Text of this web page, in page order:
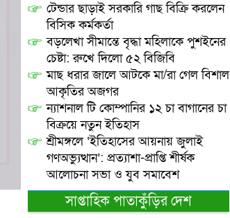
টেন্ডার ছাড়াই সরকারি গাছ বিক্রি করলেন
বিসিক কর্মকর্তা
বড়লেখা সীমান্তে বৃদ্ধা মহিলাকে পুশইনের
চেষ্টা: রুখে দিলো ৫২ বিজিবি
মাছ ধরার জালে আটকে মা/রা গেল বিশাল
আকৃতির অজগর
ন্যাশনাল টি কোম্পানির ১২ চা বাগানের চা
বিক্রয়ে নতুন ইতিহাস
শ্রীমঙ্গলে ‘ইতিহাসের আয়নায় জুলাই
গণঅভ্যুত্থান’: প্রত্যাশা-প্রাপ্তি শীর্ষক
আলোচনা সভা ও যুব সমাবেশ
সাপ্তাহিক পাতাকুঁড়ির দেশ